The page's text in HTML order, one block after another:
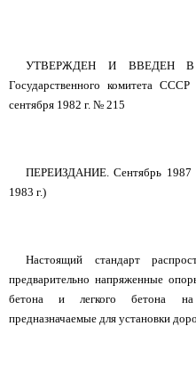
УТВЕРЖДЕН И ВВЕДЕН В
Государственного комитета
сентября 1982 г. № 215
ПЕРЕИЗДАНИЕ. Сентябрь
1983 г.)
Настоящий стандарт
предварительно напряженные
бетона и легкого бетона
предназначаемые для установки